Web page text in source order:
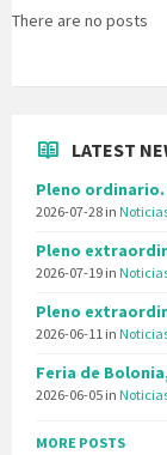
There are no posts
LATEST
Pleno
2026-07-28 in
Pleno
2026-07-19 in
Pleno
2026-06-11 in
Feria de
2026-06-05 in
MORE POSTS